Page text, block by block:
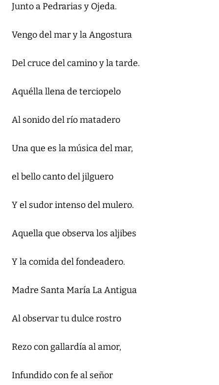
Junto a Pedrarias y Ojeda.
Vengo del mar y la Angostura
Del cruce del camino y la tarde.
Aquélla llena de terciopelo
Al sonido del río matadero
Una que es la música del mar,
el bello canto del jilguero
Y el sudor intenso del mulero.
Aquella que observa los aljibes
Y la comida del fondeadero.
Madre Santa María La Antigua
Al observar tu dulce rostro
Rezo con gallardía al amor,
Infundido con fe al señor